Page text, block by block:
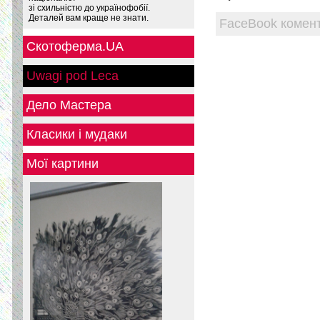
зі схильністю до українофобії.
Деталей вам краще не знати.
Скотоферма.UA
Uwagi pod Leca
Дело Мастера
Класики і мудаки
Мої картини
FaceBook